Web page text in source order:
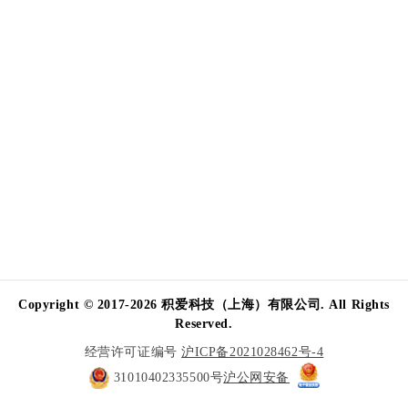
Copyright © 2017-2026 积爱科技（上海）有限公司. All Rights
Reserved.
经营许可证编号沪ICP备2021028462号-4
31010402335500号沪公网安备